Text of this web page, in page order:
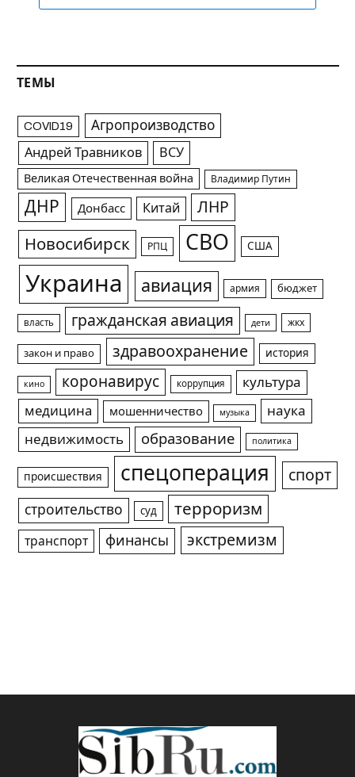
ТЕМЫ
COVID19 Агропроизводство
Андрей Травников ВСУ
Великая Отечественная война Владимир Путин
ДНР Донбасс Китай ЛНР
Новосибирск РПЦ СВО США
Украина авиация армия бюджет
власть гражданская авиация дети жкх
закон и право здравоохранение история
кино коронавирус коррупция
культура
медицина
мошенничество музыка
наука
недвижимость
образование политика
происшествия спецоперация спорт
строительство суд терроризм
транспорт финансы экстремизм